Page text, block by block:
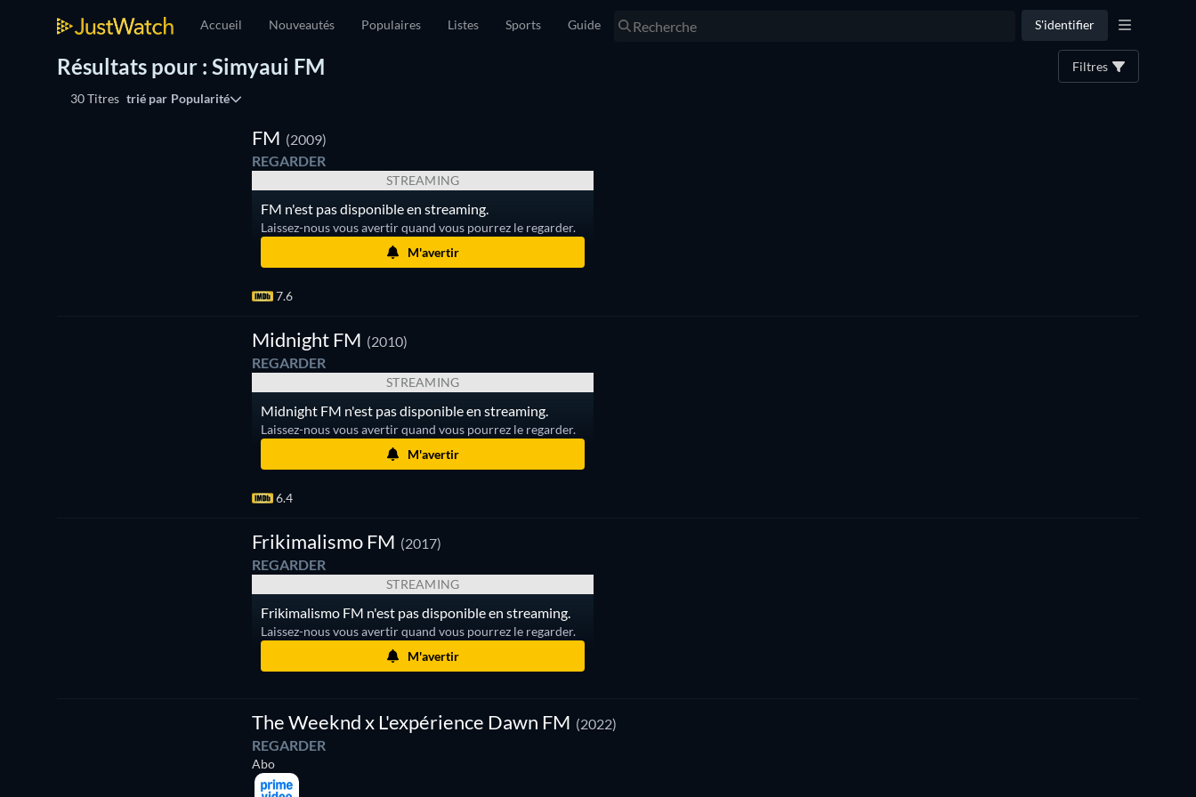
Accueil Nouveautés Populaires Listes Sports Guide S'identifier
Résultats pour : Simyaui FM Filtres
30 Titres trié par Popularité
FM (2009)
REGARDER
STREAMING
FM n'est pas disponible en streaming.
Laissez-nous vous avertir quand vous pourrez le regarder.
M'avertir
7.6
Midnight FM (2010)
REGARDER
STREAMING
Midnight FM n'est pas disponible en streaming.
Laissez-nous vous avertir quand vous pourrez le regarder.
M'avertir
6.4
Frikimalismo FM (2017)
REGARDER
STREAMING
Frikimalismo FM n'est pas disponible en streaming.
Laissez-nous vous avertir quand vous pourrez le regarder.
M'avertir
The Weeknd x L'expérience Dawn FM (2022)
REGARDER
Abo